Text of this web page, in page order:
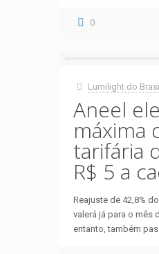
0
Lumilight do Brasil
Aneel
máxima
tarifária
R$ 5 a
Reajuste de 42,8%
valerá já para o mês
entanto, também